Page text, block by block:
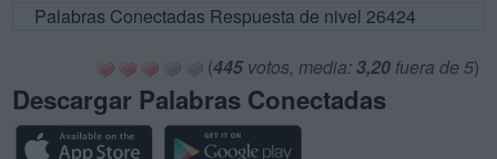
Palabras Conectadas Respuesta de nivel 26424
(445votos, media: 3,20 fuera de 5)
Descargar Palabras Conectadas